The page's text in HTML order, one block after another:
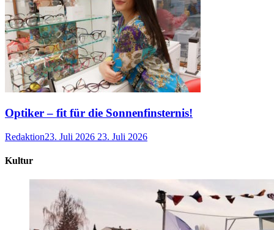
Optiker – fit für die Sonnenfinsternis!
Redaktion23. Juli 2026 23. Juli 2026
Kultur